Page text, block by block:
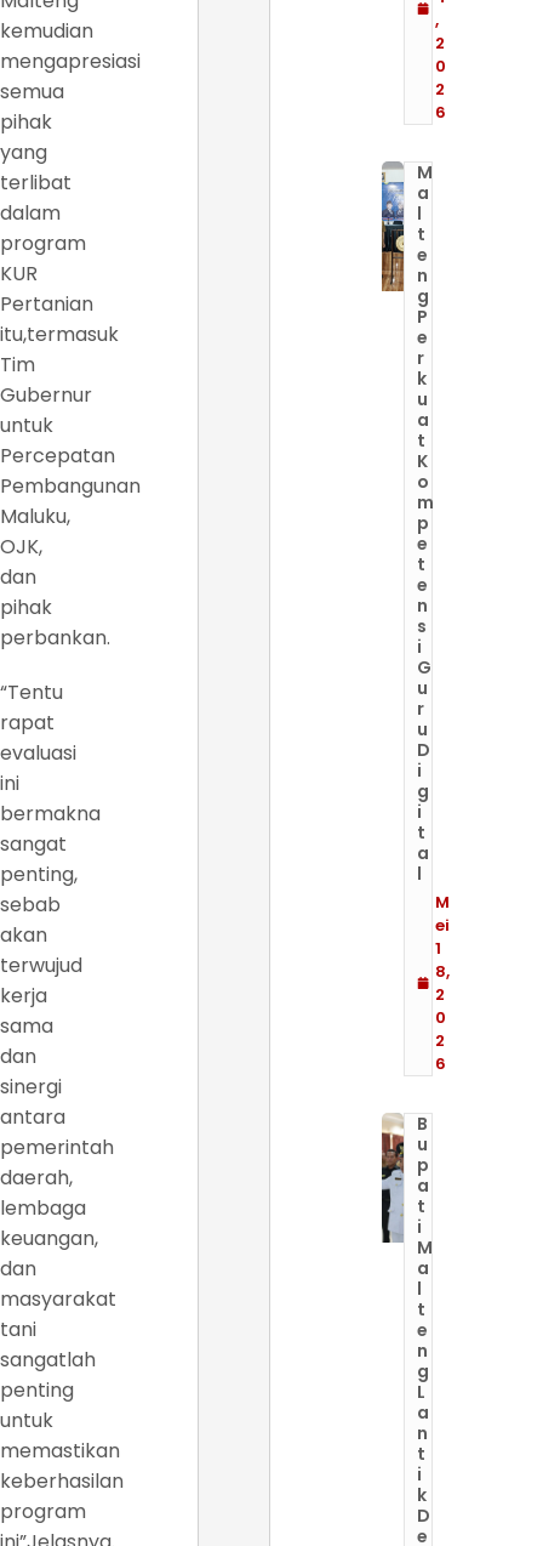
kemudian
mengapresiasi
semua
pihak
yang
terlibat
dalam
program
KUR
Pertanian
itu,termasuk
Tim
Gubernur
untuk
Percepatan
Pembangunan
Maluku,
OJK,
dan
pihak
perbankan.
“Tentu
rapat
evaluasi
ini
bermakna
sangat
penting,
sebab
akan
terwujud
kerja
sama
dan
sinergi
antara
pemerintah
daerah,
lembaga
keuangan,
dan
masyarakat
tani
sangatlah
penting
untuk
memastikan
keberhasilan
program
,
2
0
2
6
M
a
l
t
e
n
g
P
e
r
k
u
a
t
K
o
m
p
e
t
e
n
s
i
G
u
r
u
D
i
g
i
t
a
l
M
ei
1
8,
2
0
2
6
B
u
p
a
t
i
M
a
l
t
e
n
g
L
a
n
t
i
k
D
e